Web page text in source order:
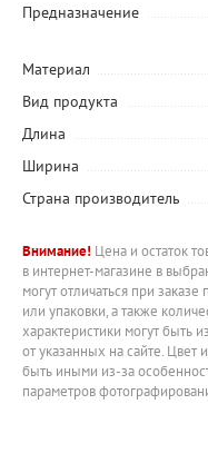
Предназначение
Материал
Вид продукта
Длина
Ширина
Страна производитель
Внимание! Цена и остаток
в интернет-магазине в
могут отличаться при
или упаковки, а также
характеристики могут быть
от указанных на сайте. Цвет
быть иными из-за
параметров